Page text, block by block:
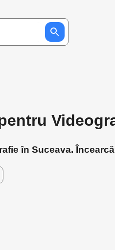
în Suceava.